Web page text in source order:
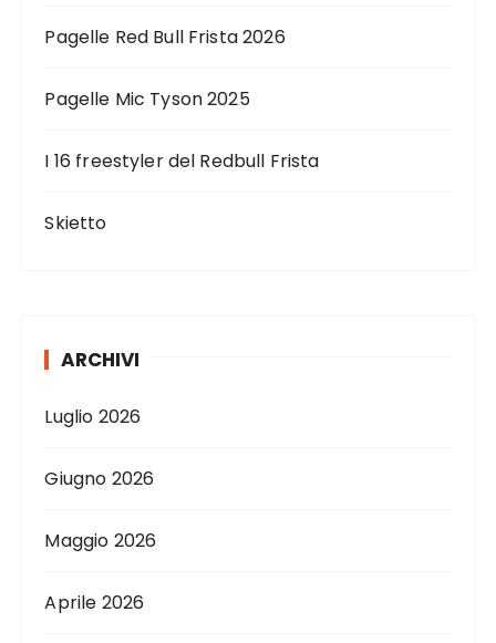
Pagelle Red Bull Frista 2026
Pagelle Mic Tyson 2025
I 16 freestyler del Redbull Frista
Skietto
ARCHIVI
Luglio 2026
Giugno 2026
Maggio 2026
Aprile 2026